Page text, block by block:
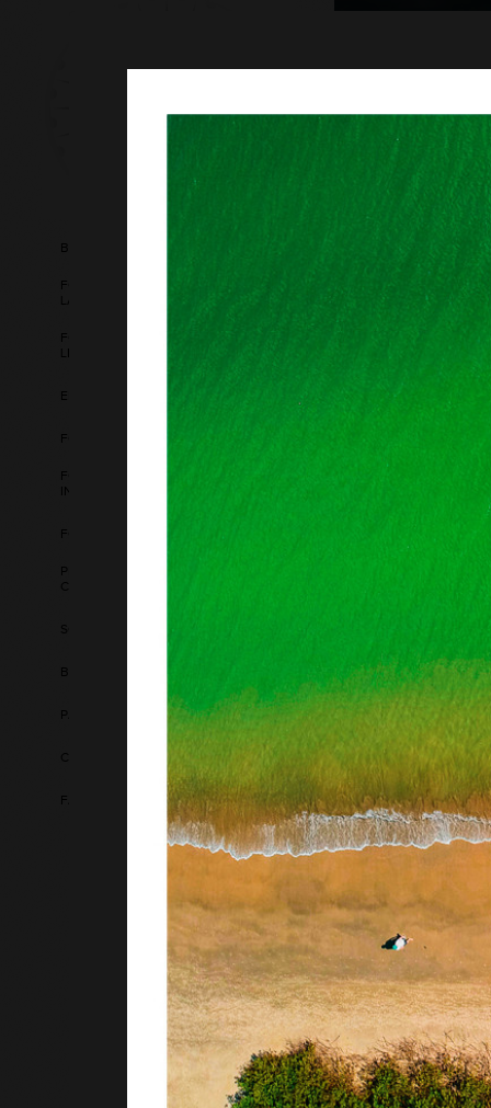
BERNARDO AQUINO FOTOGRAFIA
FOTÓGRAFO EM CONSELHEIRO
LAFAIETE
FOTOGRAFIA DE AVENTURA E
LIFESTYLE
ENSAIOS EM GERAL
FOTOGRAFIA DE PAISAGENS
FOTOGRAFIA DE ARQUITETURA E
INTERIORES
FOTOGRAFIA DE GASTRONOMIA
PROJETO HISTÓRIAS - MAIS QUE
CONTEÚDO, UMA CONEXÃO REAL.
SOBRE MIM
BLOG
PARCEIROS / CLIENTES
CONTATO
FAQ
Curvas